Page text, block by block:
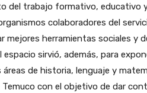
del trabajo formativo, educativo
colaboradores del
mejores herramientas sociales y
espacio sirvió, además, para
de historia, lenguaje y
Temuco con el objetivo de dar